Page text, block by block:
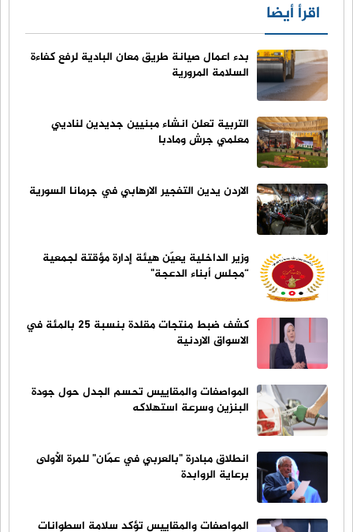
اقرأ أيضا
بدء اعمال صيانة طريق معان البادية لرفع كفاءة
السلامة المرورية
التربية تعلن انشاء مبنيين جديدين لناديي
معلمي جرش ومادبا
الاردن يدين التفجير الارهابي في جرمانا السورية
وزير الداخلية يعيّن هيئة إدارة مؤقتة لجمعية
“مجلس أبناء الدعجة"
كشف ضبط منتجات مقلدة بنسبة 25 بالمئة في
الاسواق الاردنية
المواصفات والمقاييس تحسم الجدل حول جودة
البنزين وسرعة استهلاكه
انطلاق مبادرة "بالعربي في عمّان" للمرة الأولى
برعاية الروابدة
المواصفات والمقاييس تؤكد سلامة اسطوانات